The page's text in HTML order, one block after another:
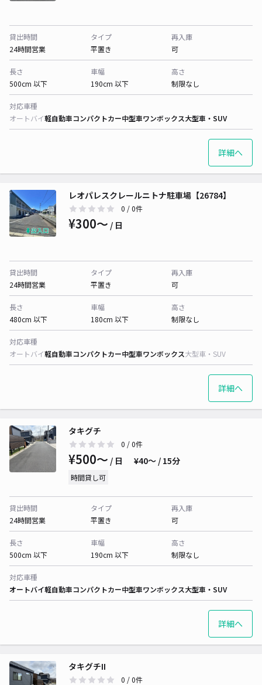
貸出時間
24時間営業
タイプ
平置き
再入庫
可
長さ
500cm 以下
車幅
190cm 以下
高さ
制限なし
対応車種
オートバイ軽自動車コンパクトカー中型車ワンボックス大型車・SUV
詳細へ
レオパレスクレールニトナ駐車場【26784】
0 / 0件
¥300〜 / 日
貸出時間
24時間営業
タイプ
平置き
再入庫
可
長さ
480cm 以下
車幅
180cm 以下
高さ
制限なし
対応車種
オートバイ軽自動車コンパクトカー中型車ワンボックス大型車・SUV
詳細へ
タキグチ
0 / 0件
¥500〜 / 日 ¥40〜 / 15分
時間貸し可
貸出時間
24時間営業
タイプ
平置き
再入庫
可
長さ
500cm 以下
車幅
190cm 以下
高さ
制限なし
対応車種
オートバイ軽自動車コンパクトカー中型車ワンボックス大型車・SUV
詳細へ
タキグチII
0 / 0件